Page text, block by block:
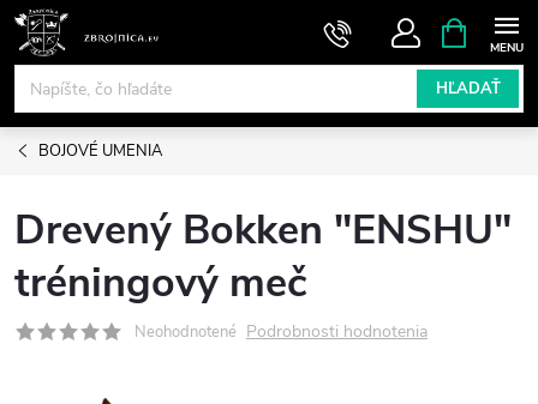
Prejsť
obsah
HĽADAŤ
KOŠÍK
BOJOVÉ UMENIA
Drevený Bokken "ENSHU"
tréningový meč
Neohodnotené Podrobnosti hodnotenia